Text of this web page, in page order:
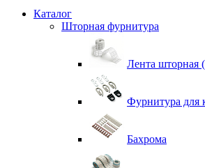
Каталог
Шторная фурнитура
Лента шторная
Фурнитура для
Бахрома